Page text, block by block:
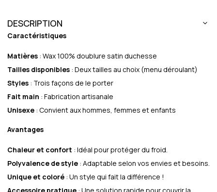
DESCRIPTION
Caractéristiques
Matières : Wax 100% doublure satin duchesse
Tailles disponibles : Deux tailles au choix (menu déroulant)
Styles : Trois façons de le porter
Fait main : Fabrication artisanale
Unisexe : Convient aux hommes, femmes et enfants
Avantages
Chaleur et confort : Idéal pour protéger du froid.
Polyvalence de style : Adaptable selon vos envies et besoins.
Unique et coloré : Un style qui fait la différence !